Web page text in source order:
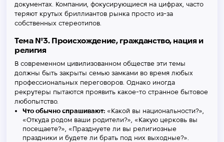
документах. Компании, фокусирующиеся на цифрах, часто
теряют крутых бриллиантов рынка просто из-за
собственных стереотипов.
Тема №3. Происхождение, гражданство, нация и
религия
В современном цивилизованном обществе эти темы
должны быть закрыты семью замками во время любых
профессиональных переговоров. Однако иногда
рекрутеры пытаются проявить какое-то странное бытовое
любопытство.
Что обычно спрашивают: «Какой вы национальности?»,
«Откуда родом ваши родители?», «Какую церковь вы
посещаете?», «Празднуете ли вы религиозные
праздники и будете ли брать под них выходные?».